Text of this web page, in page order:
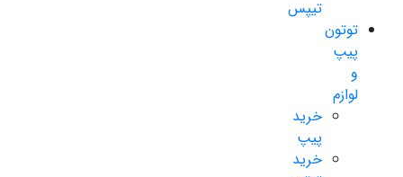
تیپس
توتون
پیپ
و
لوازم
خرید
پیپ
خرید